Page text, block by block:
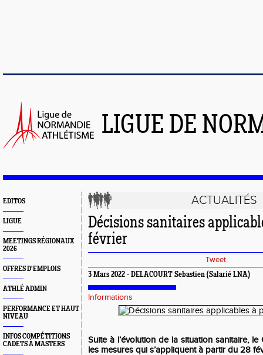
LIGUE DE
EDITOS
LIGUE
MEETINGS RÉGIONAUX
2026
OFFRES D'EMPLOIS
ATHLÉ ADMIN
PERFORMANCE ET HAUT
NIVEAU
INFOS COMPÉTITIONS
CADETS À MASTERS
ACTUALITÉS
Décisions sanitaires
février
Tweet
3 Mars 2022 - DELACOURT Sebastien (Salarié LNA)
Informations
Suite à l’évolution de la situation sanitaire,
les mesures qui s’appliquent à partir du 28